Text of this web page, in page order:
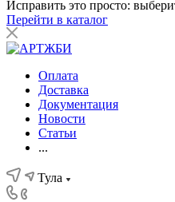
Исправить это просто:
Перейти в каталог
Оплата
Доставка
Документация
Новости
Статьи
...
Тула